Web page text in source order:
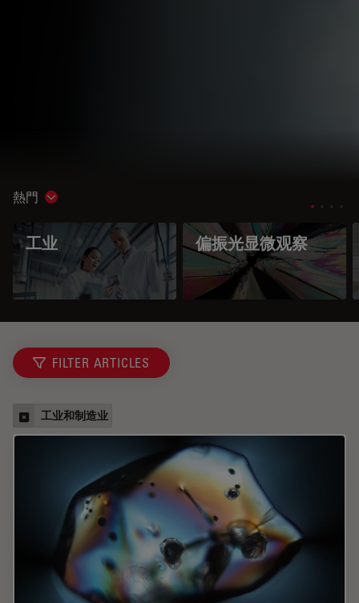
熱門 Show subnavigation
工业 偏振光显微观察
FILTER ARTICLES
工业和制造业